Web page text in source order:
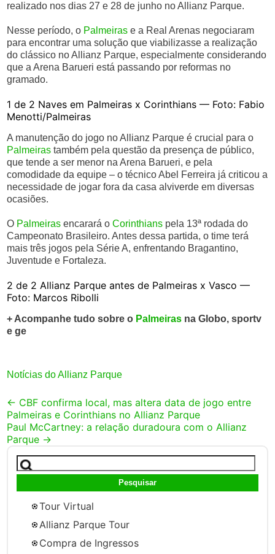
realizado nos dias 27 e 28 de junho no Allianz Parque.
Nesse período, o Palmeiras e a Real Arenas negociaram
para encontrar uma solução que viabilizasse a realização
do clássico no Allianz Parque, especialmente considerando
que a Arena Barueri está passando por reformas no
gramado.
1 de 2 Naves em Palmeiras x Corinthians — Foto: Fabio
Menotti/Palmeiras
A manutenção do jogo no Allianz Parque é crucial para o
Palmeiras também pela questão da presença de público,
que tende a ser menor na Arena Barueri, e pela
comodidade da equipe – o técnico Abel Ferreira já criticou a
necessidade de jogar fora da casa alviverde em diversas
ocasiões.
O Palmeiras encarará oCorinthians pela 13ª rodada do
Campeonato Brasileiro. Antes dessa partida, o time terá
mais três jogos pela Série A, enfrentando Bragantino,
Juventude e Fortaleza.
2 de 2 Allianz Parque antes de Palmeiras x Vasco —
Foto: Marcos Ribolli
+ Acompanhe tudo sobre o Palmeiras na Globo, sportv
e ge
Notícias do Allianz Parque
Post
navigation
← CBF confirma local, mas altera data de jogo entre
Palmeiras e Corinthians no Allianz Parque
Paul McCartney: a relação duradoura com o Allianz
Parque →
Pesquisar
por:
Tour Virtual
Allianz Parque Tour
Compra de Ingressos